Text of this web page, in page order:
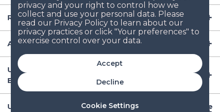
Cookie Settings
Accept
Decline
Recursos
Artículos para Bebé
Ubicaciones Populares de Renta de Artículos para
Bebé en EE.UU
Ubicaciones Internacionales Populares de Renta de